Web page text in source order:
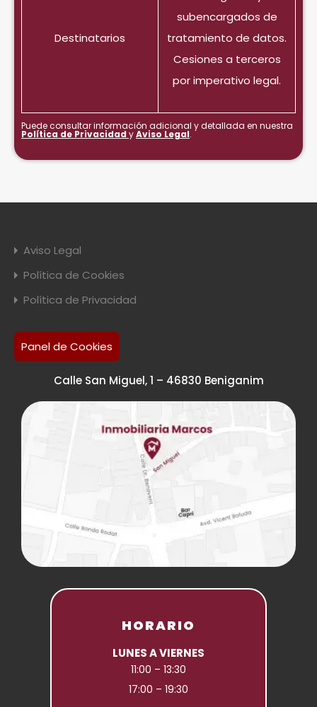
Destinatarios
subencargados de
tratamiento de datos.
Cesiones a terceros
por imperativo legal.
Puede consultar información adicional y detallada en nuestra
Política de Privacidad yAviso Legal.
Aviso Legal
Política de Cookies
Política de Privacidad
Panel de Cookies
Calle San Miguel, 1 – 46830 Beniganim
HORARIO
LUNES A VIERNES
11:00 – 13:30
17:00 – 19:30